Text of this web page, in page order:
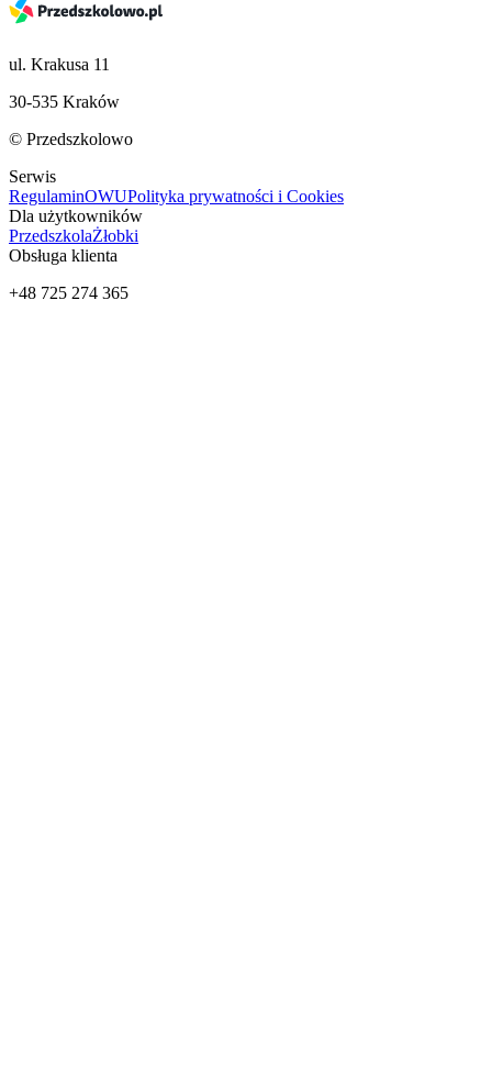
ul. Krakusa 11
30-535 Kraków
© Przedszkolowo
Serwis
RegulaminOWUPolityka prywatności i Cookies
Dla użytkowników
PrzedszkolaŻłobki
Obsługa klienta
+48 725 274 365